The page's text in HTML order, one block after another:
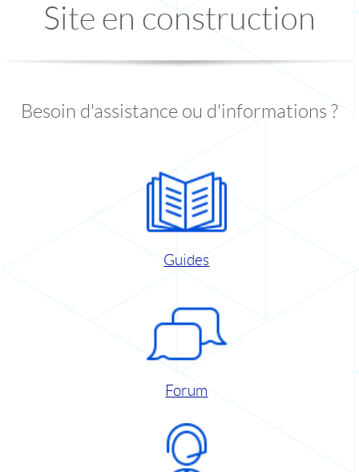
Site en construction
Besoin d'assistance ou d'informations ?
Guides
Forum